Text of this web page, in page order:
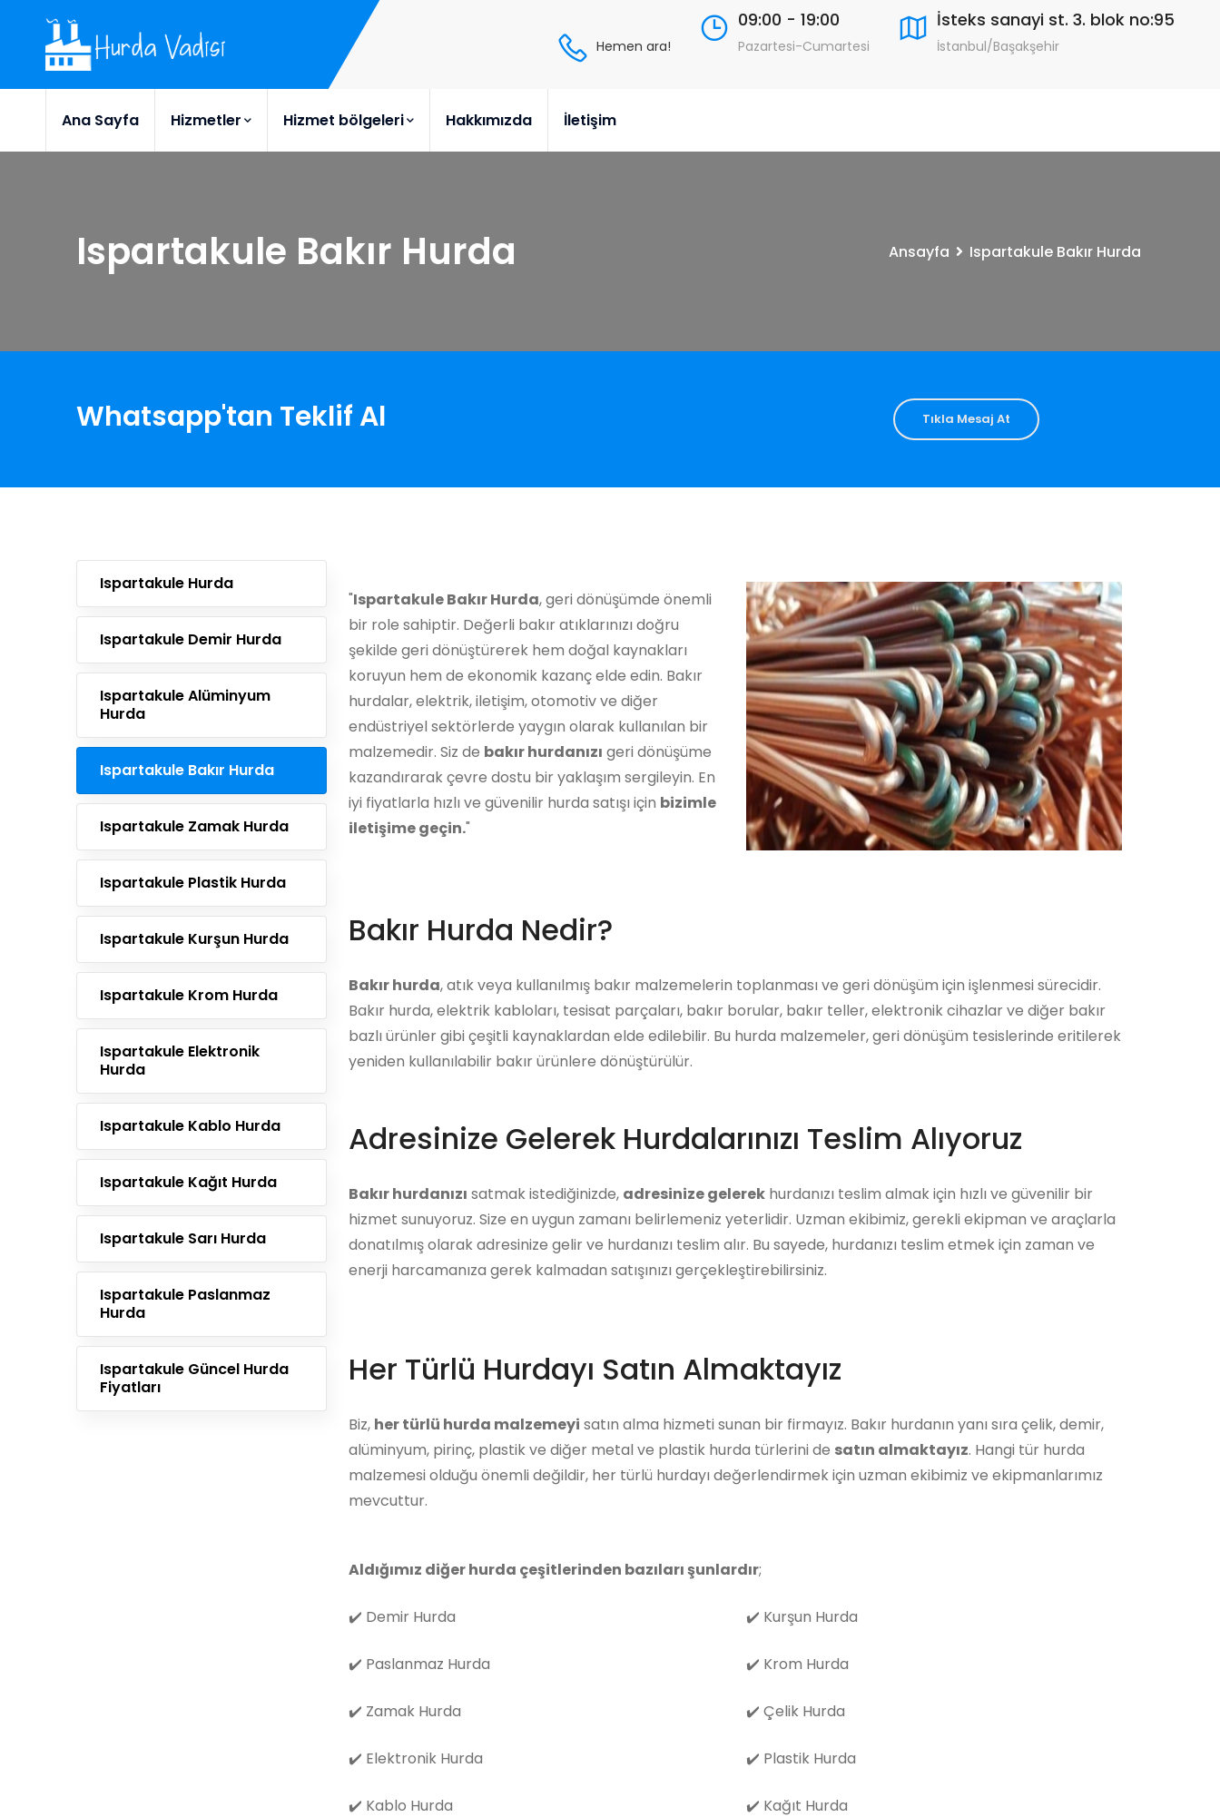
Hemen ara!
09:00 - 19:00
Pazartesi-Cumartesi
İsteks sanayi st. 3. blok no:95
İstanbul/Başakşehir
Ana Sayfa Hizmetler Hizmet bölgeleri Hakkımızda İletişim
Ispartakule Bakır Hurda Ansayfa Ispartakule Bakır Hurda
Whatsapp'tan Teklif Al Tıkla Mesaj At
Ispartakule Hurda
Ispartakule Demir Hurda
Ispartakule Alüminyum
Hurda
Ispartakule Bakır Hurda
Ispartakule Zamak Hurda
Ispartakule Plastik Hurda
Ispartakule Kurşun Hurda
Ispartakule Krom Hurda
Ispartakule Elektronik
Hurda
Ispartakule Kablo Hurda
Ispartakule Kağıt Hurda
Ispartakule Sarı Hurda
Ispartakule Paslanmaz
Hurda
Ispartakule Güncel Hurda
Fiyatları
"Ispartakule Bakır Hurda, geri dönüşümde önemli
bir role sahiptir. Değerli bakır atıklarınızı doğru
şekilde geri dönüştürerek hem doğal kaynakları
koruyun hem de ekonomik kazanç elde edin. Bakır
hurdalar, elektrik, iletişim, otomotiv ve diğer
endüstriyel sektörlerde yaygın olarak kullanılan bir
malzemedir. Siz de bakır hurdanızı geri dönüşüme
kazandırarak çevre dostu bir yaklaşım sergileyin. En
iyi fiyatlarla hızlı ve güvenilir hurda satışı için bizimle
iletişime geçin."
Bakır Hurda Nedir?
Bakır hurda, atık veya kullanılmış bakır malzemelerin toplanması ve geri dönüşüm için işlenmesi sürecidir.
Bakır hurda, elektrik kabloları, tesisat parçaları, bakır borular, bakır teller, elektronik cihazlar ve diğer bakır
bazlı ürünler gibi çeşitli kaynaklardan elde edilebilir. Bu hurda malzemeler, geri dönüşüm tesislerinde eritilerek
yeniden kullanılabilir bakır ürünlere dönüştürülür.
Adresinize Gelerek Hurdalarınızı Teslim Alıyoruz
Bakır hurdanızı satmak istediğinizde, adresinize gelerek hurdanızı teslim almak için hızlı ve güvenilir bir
hizmet sunuyoruz. Size en uygun zamanı belirlemeniz yeterlidir. Uzman ekibimiz, gerekli ekipman ve araçlarla
donatılmış olarak adresinize gelir ve hurdanızı teslim alır. Bu sayede, hurdanızı teslim etmek için zaman ve
enerji harcamanıza gerek kalmadan satışınızı gerçekleştirebilirsiniz.
Her Türlü Hurdayı Satın Almaktayız
Biz, her türlü hurda malzemeyi satın alma hizmeti sunan bir firmayız. Bakır hurdanın yanı sıra çelik, demir,
alüminyum, pirinç, plastik ve diğer metal ve plastik hurda türlerini de satın almaktayız. Hangi tür hurda
malzemesi olduğu önemli değildir, her türlü hurdayı değerlendirmek için uzman ekibimiz ve ekipmanlarımız
mevcuttur.
Aldığımız diğer hurda çeşitlerinden bazıları şunlardır;
✔️ Demir Hurda
✔️ Paslanmaz Hurda
✔️ Zamak Hurda
✔️ Elektronik Hurda
✔️ Kablo Hurda
✔️ Kurşun Hurda
✔️ Krom Hurda
✔️ Çelik Hurda
✔️ Plastik Hurda
✔️ Kağıt Hurda